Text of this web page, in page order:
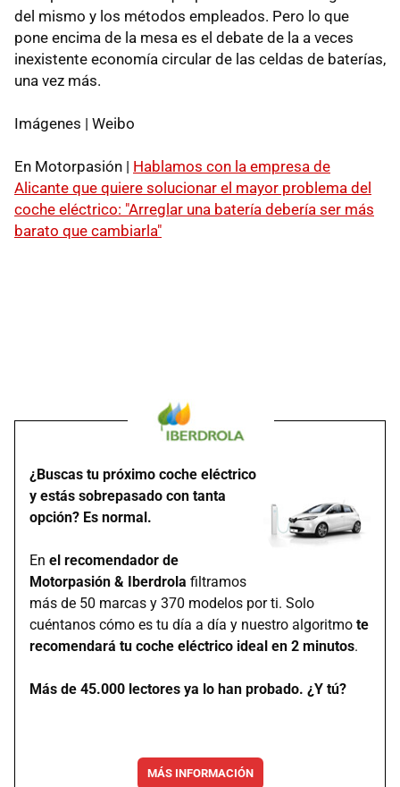
del mismo y los métodos empleados. Pero lo que
pone encima de la mesa es el debate de la a veces
inexistente economía circular de las celdas de baterías,
una vez más.
Imágenes | Weibo
En Motorpasión | Hablamos con la empresa de
Alicante que quiere solucionar el mayor problema del
coche eléctrico: "Arreglar una batería debería ser más
barato que cambiarla"
¿Buscas tu próximo coche eléctrico
y estás sobrepasado con tanta
opción? Es normal.
En el recomendador de
Motorpasión & Iberdrola filtramos
más de 50 marcas y 370 modelos por ti. Solo
cuéntanos cómo es tu día a día y nuestro algoritmo te
recomendará tu coche eléctrico ideal en 2 minutos.
Más de 45.000 lectores ya lo han probado. ¿Y tú?
MÁS INFORMACIÓN